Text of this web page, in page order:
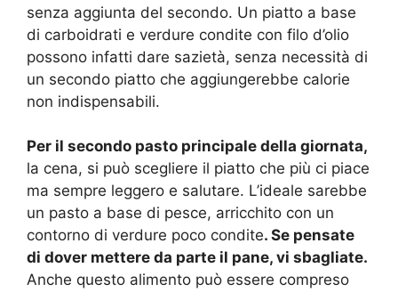
senza aggiunta del secondo. Un piatto a base
di carboidrati e verdure condite con filo d’olio
possono infatti dare sazietà, senza necessità di
un secondo piatto che aggiungerebbe calorie
non indispensabili.
Per il secondo pasto principale della giornata,
la cena, si può scegliere il piatto che più ci piace
ma sempre leggero e salutare. L’ideale sarebbe
un pasto a base di pesce, arricchito con un
contorno di verdure poco condite. Se pensate
di dover mettere da parte il pane, vi sbagliate.
Anche questo alimento può essere compreso